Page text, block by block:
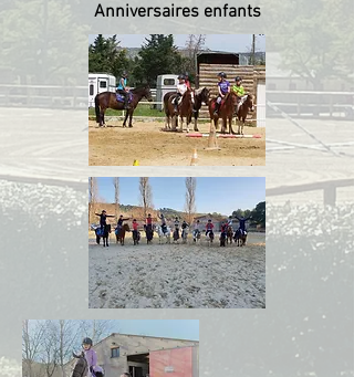
Anniversaires enfants